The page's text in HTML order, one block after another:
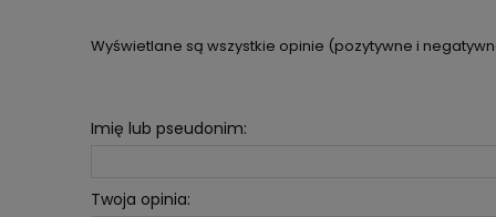
Wyświetlane są wszystkie opinie (pozytywne i
Imię lub pseudonim:
Twoja opinia: